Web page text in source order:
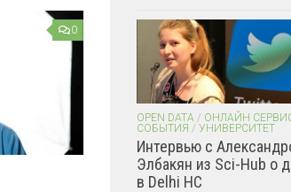
0
OPEN DATA / ОНЛАЙН
СОБЫТИЯ / УНИВЕРСИТЕТ
Интервью с
Элбакян из Sci-Hub о
в Delhi HC